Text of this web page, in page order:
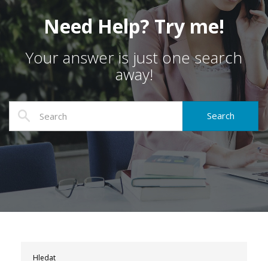
Need Help? Try me!
Your answer is just one search
away!
Hledat